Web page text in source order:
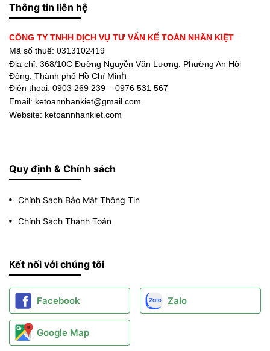
Thông tin liên hệ
CÔNG TY TNHH DỊCH VỤ TƯ VẤN KẾ TOÁN NHÂN KIỆT
Mã số thuế: 0313102419
Địa chỉ: 368/10C Đường Nguyễn Văn Lượng, Phường An Hội
Đông, Thành phố Hồ Chí Minh
Điện thoại: 0903 269 239 – 0976 531 567
Email: ketoannhankiet@gmail.com
Website: ketoannhankiet.com
Quy định & Chính sách
Chính Sách Bảo Mật Thông Tin
Chính Sách Thanh Toán
Kết nối với chúng tôi
Facebook Zalo
Google Map